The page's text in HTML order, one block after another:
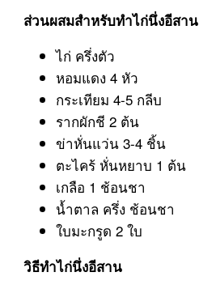
ส่วนผสมสำหรับทำไก่นึ่งอีสาน
ไก่ ครึ่งตัว
หอมแดง 4 หัว
กระเทียม 4-5 กลีบ
รากผักชี 2 ต้น
ข่าหั่นแว่น 3-4 ชิ้น
ตะไคร้ หั่นหยาบ 1 ต้น
เกลือ 1 ช้อนชา
น้ำตาล ครึ่ง ช้อนชา
ใบมะกรูด 2 ใบ
วิธีทำไก่นึ่งอีสาน